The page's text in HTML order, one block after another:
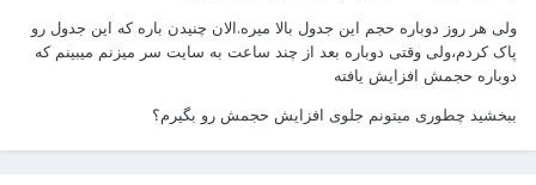
ولی هر روز دوباره حجم این جدول بالا میره.الان چنیدن باره که این جدول رو
پاک کردم،ولی وقتی دوباره بعد از چند ساعت به سایت سر میزنم میبینم که
دوباره حجمش افزایش یافته
ببخشید چطوری میتونم جلوی افزایش حجمش رو بگیرم؟